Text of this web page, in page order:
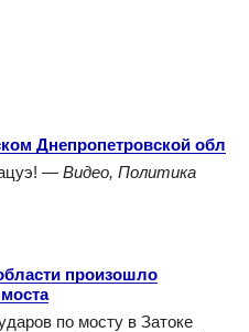
Днепропетровской обл
— Видео, Политика
произошло
по мосту в Затоке